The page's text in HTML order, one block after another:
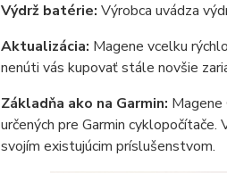
Výdrž batérie: Výrobca uvádza
Aktualizácia: Magene vcelku
nenúti vás kupovať stále novšie
Základňa ako na Garmin: Magene
určených pre Garmin
svojím existujúcim príslušenstvom.